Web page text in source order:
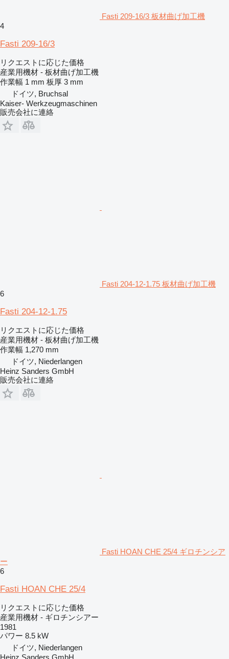
Fasti 209-16/3 板材曲げ加工機
4
Fasti 209-16/3
リクエストに応じた価格
産業用機材 - 板材曲げ加工機
作業幅 1 mm 板厚 3 mm
ドイツ, Bruchsal
Kaiser- Werkzeugmaschinen
販売会社に連絡
Fasti 204-12-1.75 板材曲げ加工機
6
Fasti 204-12-1.75
リクエストに応じた価格
産業用機材 - 板材曲げ加工機
作業幅 1,270 mm
ドイツ, Niederlangen
Heinz Sanders GmbH
販売会社に連絡
Fasti HOAN CHE 25/4 ギロチンシア
ー
6
Fasti HOAN CHE 25/4
リクエストに応じた価格
産業用機材 - ギロチンシアー
1981
パワー 8.5 kW
ドイツ, Niederlangen
Heinz Sanders GmbH